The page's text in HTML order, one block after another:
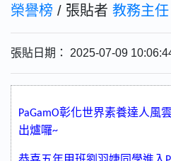
榮譽榜 / 張貼者 教務主任
張貼日期： 2025-07-09
PaGamO彰化世界素養達人風
出爐囉~